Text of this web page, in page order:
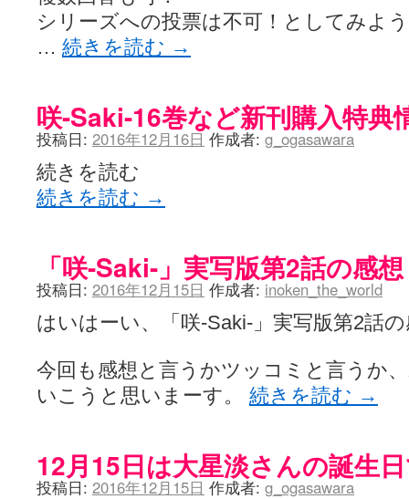
シリーズへの投票は不可！としてみよ
… 続きを読む →
咲-Saki-16巻など新刊購入特典
投稿日: 2016年12月16日 作成者: g_ogasawara
続きを読む
続きを読む →
「咲-Saki-」実写版第2話の感想
投稿日: 2016年12月15日 作成者: inoken_the_world
はいはーい、「咲-Saki-」実写版第2話
今回も感想と言うかツッコミと言うか
いこうと思いまーす。 続きを読む →
12月15日は大星淡さんの誕生
投稿日: 2016年12月15日 作成者: g_ogasawara